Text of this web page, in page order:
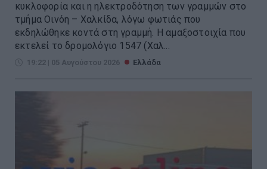
κυκλοφορία και η ηλεκτροδότηση των γραμμών στο
τμήμα Οινόη – Χαλκίδα, λόγω φωτιάς που
εκδηλώθηκε κοντά στη γραμμή. Η αμαξοστοιχία που
εκτελεί το δρομολόγιο 1547 (Χαλ...
19:22 | 05 Αυγούστου 2026 Ελλάδα